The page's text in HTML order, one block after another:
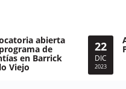
abierta
de
en Barrick
Viejo
22
DIC
2023